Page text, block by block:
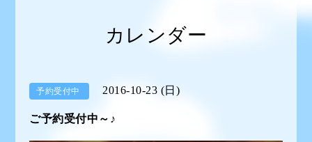
カレンダー
予約受付中 2016-10-23 (日)
ご予約受付中～♪